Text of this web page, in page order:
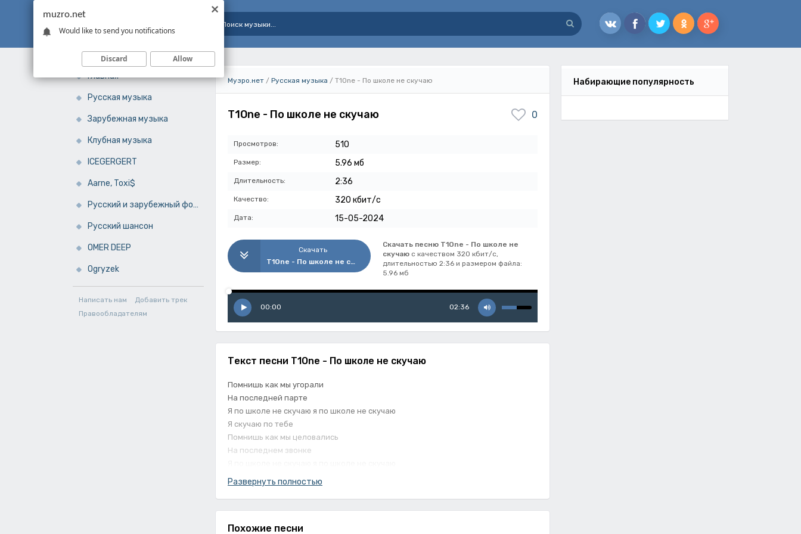
Главная
Русская музыка
Зарубежная музыка
Клубная музыка
ICEGERGERT
Aarne, Toxi$
Русский и зарубежный фонк
Русский шансон
OMER DEEP
Ogryzek
Написать нам
Добавить трек
Правообладателям
Музро.нет / Русская музыка / T1One - По школе не скучаю
T1One - По школе не скучаю 0
Просмотров: 510
Размер: 5.96 мб
Длительность: 2:36
Качество: 320 кбит/с
Дата: 15-05-2024
Скачать
T1One - По школе не скучаю
Скачать песню T1One - По школе не
скучаю с качеством 320 кбит/с,
длительностью 2:36 и размером файла:
5.96 мб
00:00 02:36
Текст песни T1One - По школе не скучаю
Помнишь как мы угорали
На последней парте
Я по школе не скучаю я по школе не скучаю
Я скучаю по тебе
Помнишь как мы целовались
На последнем звонке
Я скучаю по тебе
Развернуть полностью
Похожие песни
Набирающие популярность
muzro.net
Would like to send you notifications
Discard Allow